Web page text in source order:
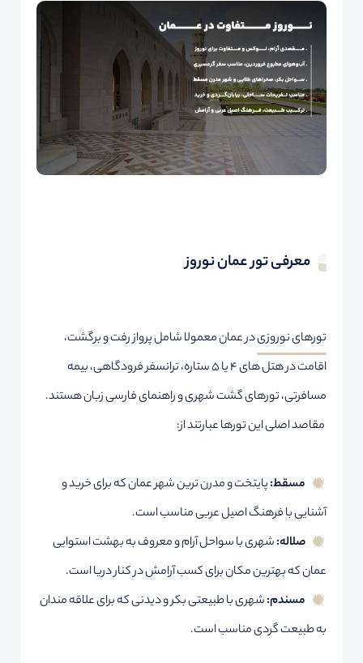
معرفی تور عمان نوروز
تورهای نوروزیدر عمان معمولا شامل پرواز رفت و برگشت،
اقامت در هتل های ۴ یا ۵ ستاره، ترانسفر فرودگاهی، بیمه
مسافرتی، تورهای گشت شهری و راهنمای فارسی زبان هستند.
مقاصد اصلی این تورها عبارتند از:
مسقط:پایتخت و مدرن ترین شهر عمان که برای خرید و
آشنایی با فرهنگ اصیل عربی مناسب است.
صلاله:شهری با سواحل آرام و معروف به بهشت استوایی
عمان که بهترین مکان برای کسب آرامش در کنار دریا است.
مسندم:شهری با طبیعتی بکر و دیدنی که برای علاقه مندان
به طبیعت گردی مناسب است.